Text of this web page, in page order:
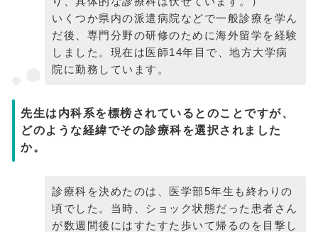
いくつか県内の派遣病院などで一般診療を学ん
だ後、専門分野の研修のために海外留学を経験
しました。現在は医師14年目で、地方大学病
院に勤務しています。
先生は内科系を標榜されているとのことですが、
どのような経緯でその診療科を選択されました
か。
診療科を決めたのは、医学部5年生も終わりの
頃でした。当時、ショック状態だった患者さん
が数週間後にはすたすた歩いて帰るのを目撃し